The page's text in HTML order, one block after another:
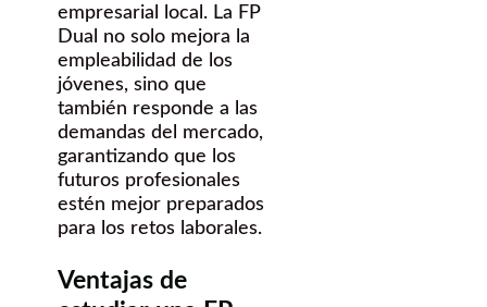
empresarial local. La FP
Dual no solo mejora la
empleabilidad de los
jóvenes, sino que
también responde a las
demandas del mercado,
garantizando que los
futuros profesionales
estén mejor preparados
para los retos laborales.
Ventajas de